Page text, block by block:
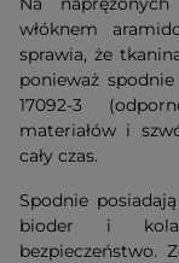
włóknem
sprawia, że
ponieważ
17092-3
materiałów i
cały czas.
Spodnie
bioder i
bezpieczeństwo.